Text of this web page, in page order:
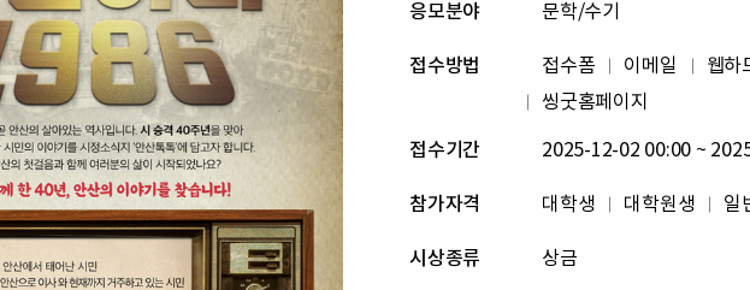
조현기
응모분야 문학/수기
접수방법 접수폼 이메일 웹하
씽굿홈페이지
접수기간 2025-12-02 00:00 ~
참가자격 대학생 대학원생 일
시상종류 상금